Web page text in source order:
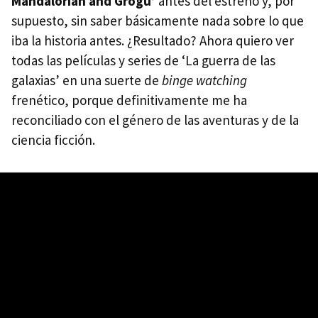
supuesto, sin saber básicamente nada sobre lo que
iba la historia antes. ¿Resultado? Ahora quiero ver
todas las películas y series de ‘La guerra de las
galaxias’ en una suerte de binge watching
frenético, porque definitivamente me ha
reconciliado con el género de las aventuras y de la
ciencia ficción.